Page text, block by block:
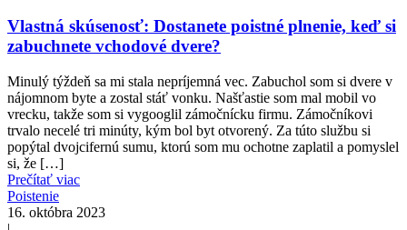
Vlastná skúsenosť: Dostanete poistné plnenie, keď si
zabuchnete vchodové dvere?
Minulý týždeň sa mi stala nepríjemná vec. Zabuchol som si dvere v
nájomnom byte a zostal stáť vonku. Našťastie som mal mobil vo
vrecku, takže som si vygooglil zámočnícku firmu. Zámočníkovi
trvalo necelé tri minúty, kým bol byt otvorený. Za túto službu si
popýtal dvojcifernú sumu, ktorú som mu ochotne zaplatil a pomyslel
si, že […]
Prečítať viac
Poistenie
16. októbra 2023